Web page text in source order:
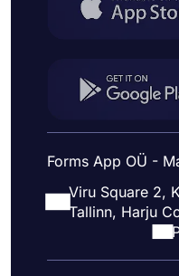
Forms App OÜ -
Viru Square 2,
Tallinn, Harju